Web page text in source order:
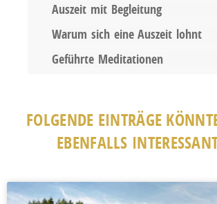
Auszeit mit Begleitung
Warum sich eine Auszeit lohnt
Geführte Meditationen
FOLGENDE EINTRÄGE
EBENFALLS